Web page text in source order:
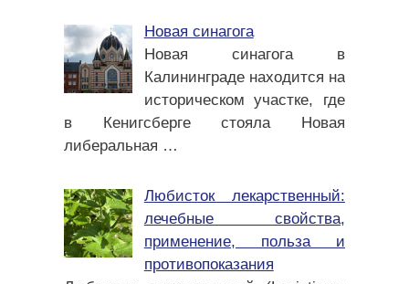
Новая синагога
Новая синагога в
Калининграде находится на
историческом участке, где
в Кенигсберге стояла Новая
либеральная …
Любисток лекарственный:
лечебные свойства,
применение, польза и
противопоказания